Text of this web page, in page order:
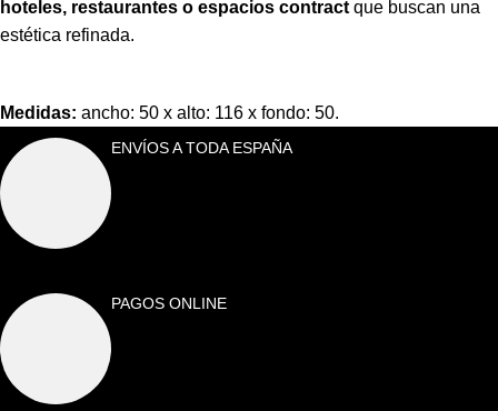
hoteles, restaurantes o espacios contract que buscan una
estética refinada.
Medidas: ancho: 50 x alto: 116 x fondo: 50.
ENVÍOS A TODA ESPAÑA
PAGOS ONLINE